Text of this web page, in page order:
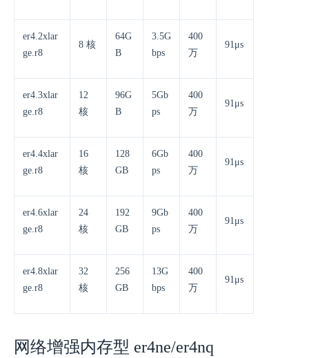
er4.2xlar
ge.r8
8 核
64G
B
3.5G
bps
400
万
91μs
er4.3xlar
ge.r8
12
核
96G
B
5Gb
ps
400
万
91μs
er4.4xlar
ge.r8
16
核
128
GB
6Gb
ps
400
万
91μs
er4.6xlar
ge.r8
24
核
192
GB
9Gb
ps
400
万
91μs
er4.8xlar
ge.r8
32
核
256
GB
13G
bps
400
万
91μs
网络增强内存型 er4ne/er4nq